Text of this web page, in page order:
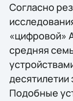
Согласно
«цифровой»
средняя
десятилетии
Подобные